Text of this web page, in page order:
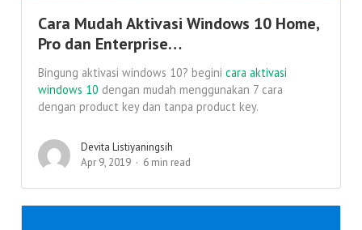
Cara Mudah Aktivasi Windows 10 Home,
Pro dan Enterprise…
Bingung aktivasi windows 10? beginicara aktivasi
windows 10 dengan mudah menggunakan 7 cara
dengan product key dan tanpa product key.
Devita Listiyaningsih
Apr 9, 2019
6 min read